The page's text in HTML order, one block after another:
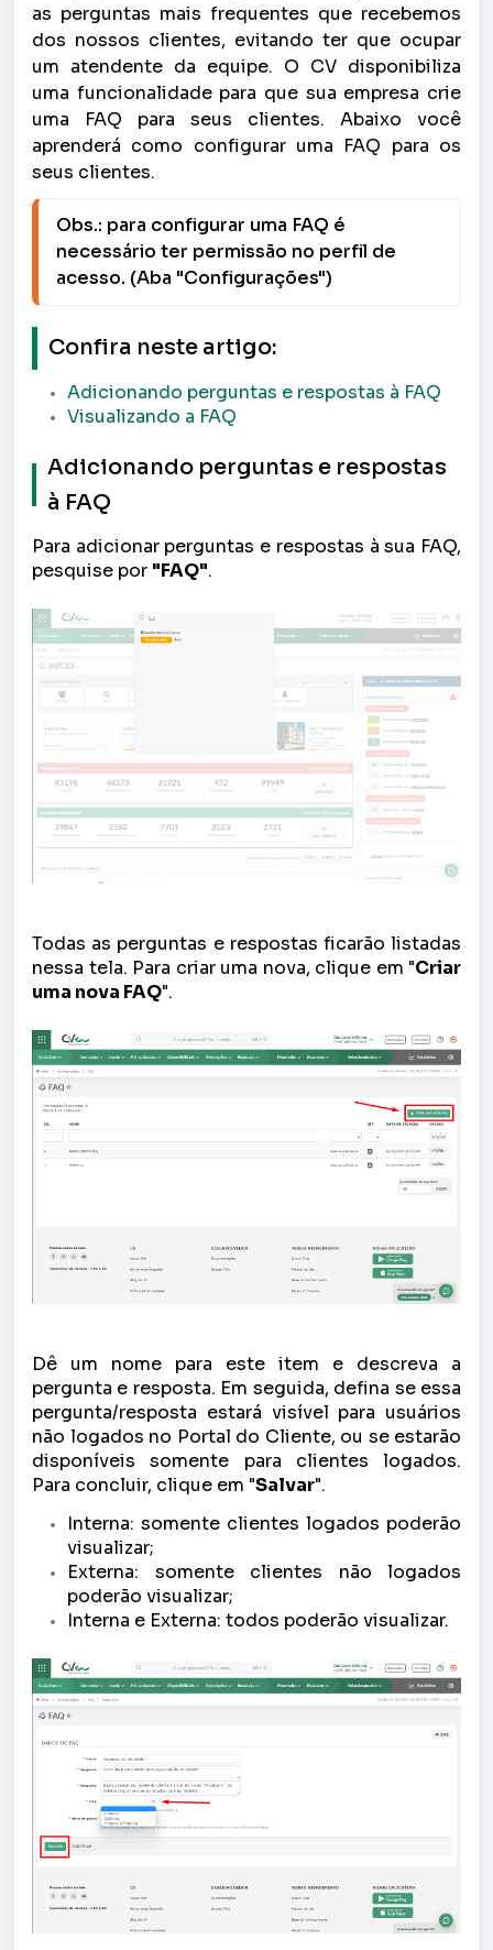
as perguntas mais frequentes que recebemos
dos nossos clientes, evitando ter que ocupar
um atendente da equipe. O CV disponibiliza
uma funcionalidade para que sua empresa crie
uma FAQ para seus clientes. Abaixo você
aprenderá como configurar uma FAQ para os
seus clientes.
Obs.: para configurar uma FAQ é
necessário ter permissão no perfil de
acesso. (Aba "Configurações")
Confira neste artigo:
Adicionando perguntas e respostas à FAQ
Visualizando a FAQ
Adicionando perguntas e respostas
à FAQ
Para adicionar perguntas e respostas à sua FAQ,
pesquise por "FAQ".
Todas as perguntas e respostas ficarão listadas
nessa tela. Para criar uma nova, clique em "Criar
uma nova FAQ".
Dê um nome para este item e descreva a
pergunta e resposta. Em seguida, defina se essa
pergunta/resposta estará visível para usuários
não logados no Portal do Cliente, ou se estarão
disponíveis somente para clientes logados.
Para concluir, clique em "Salvar".
Interna: somente clientes logados poderão
visualizar;
Externa: somente clientes não logados
poderão visualizar;
Interna e Externa: todos poderão visualizar.